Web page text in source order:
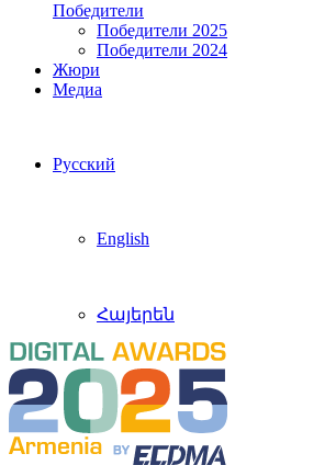
Победители
Победители 2025
Победители 2024
Жюри
Медиа
Русский
English
Հայերեն